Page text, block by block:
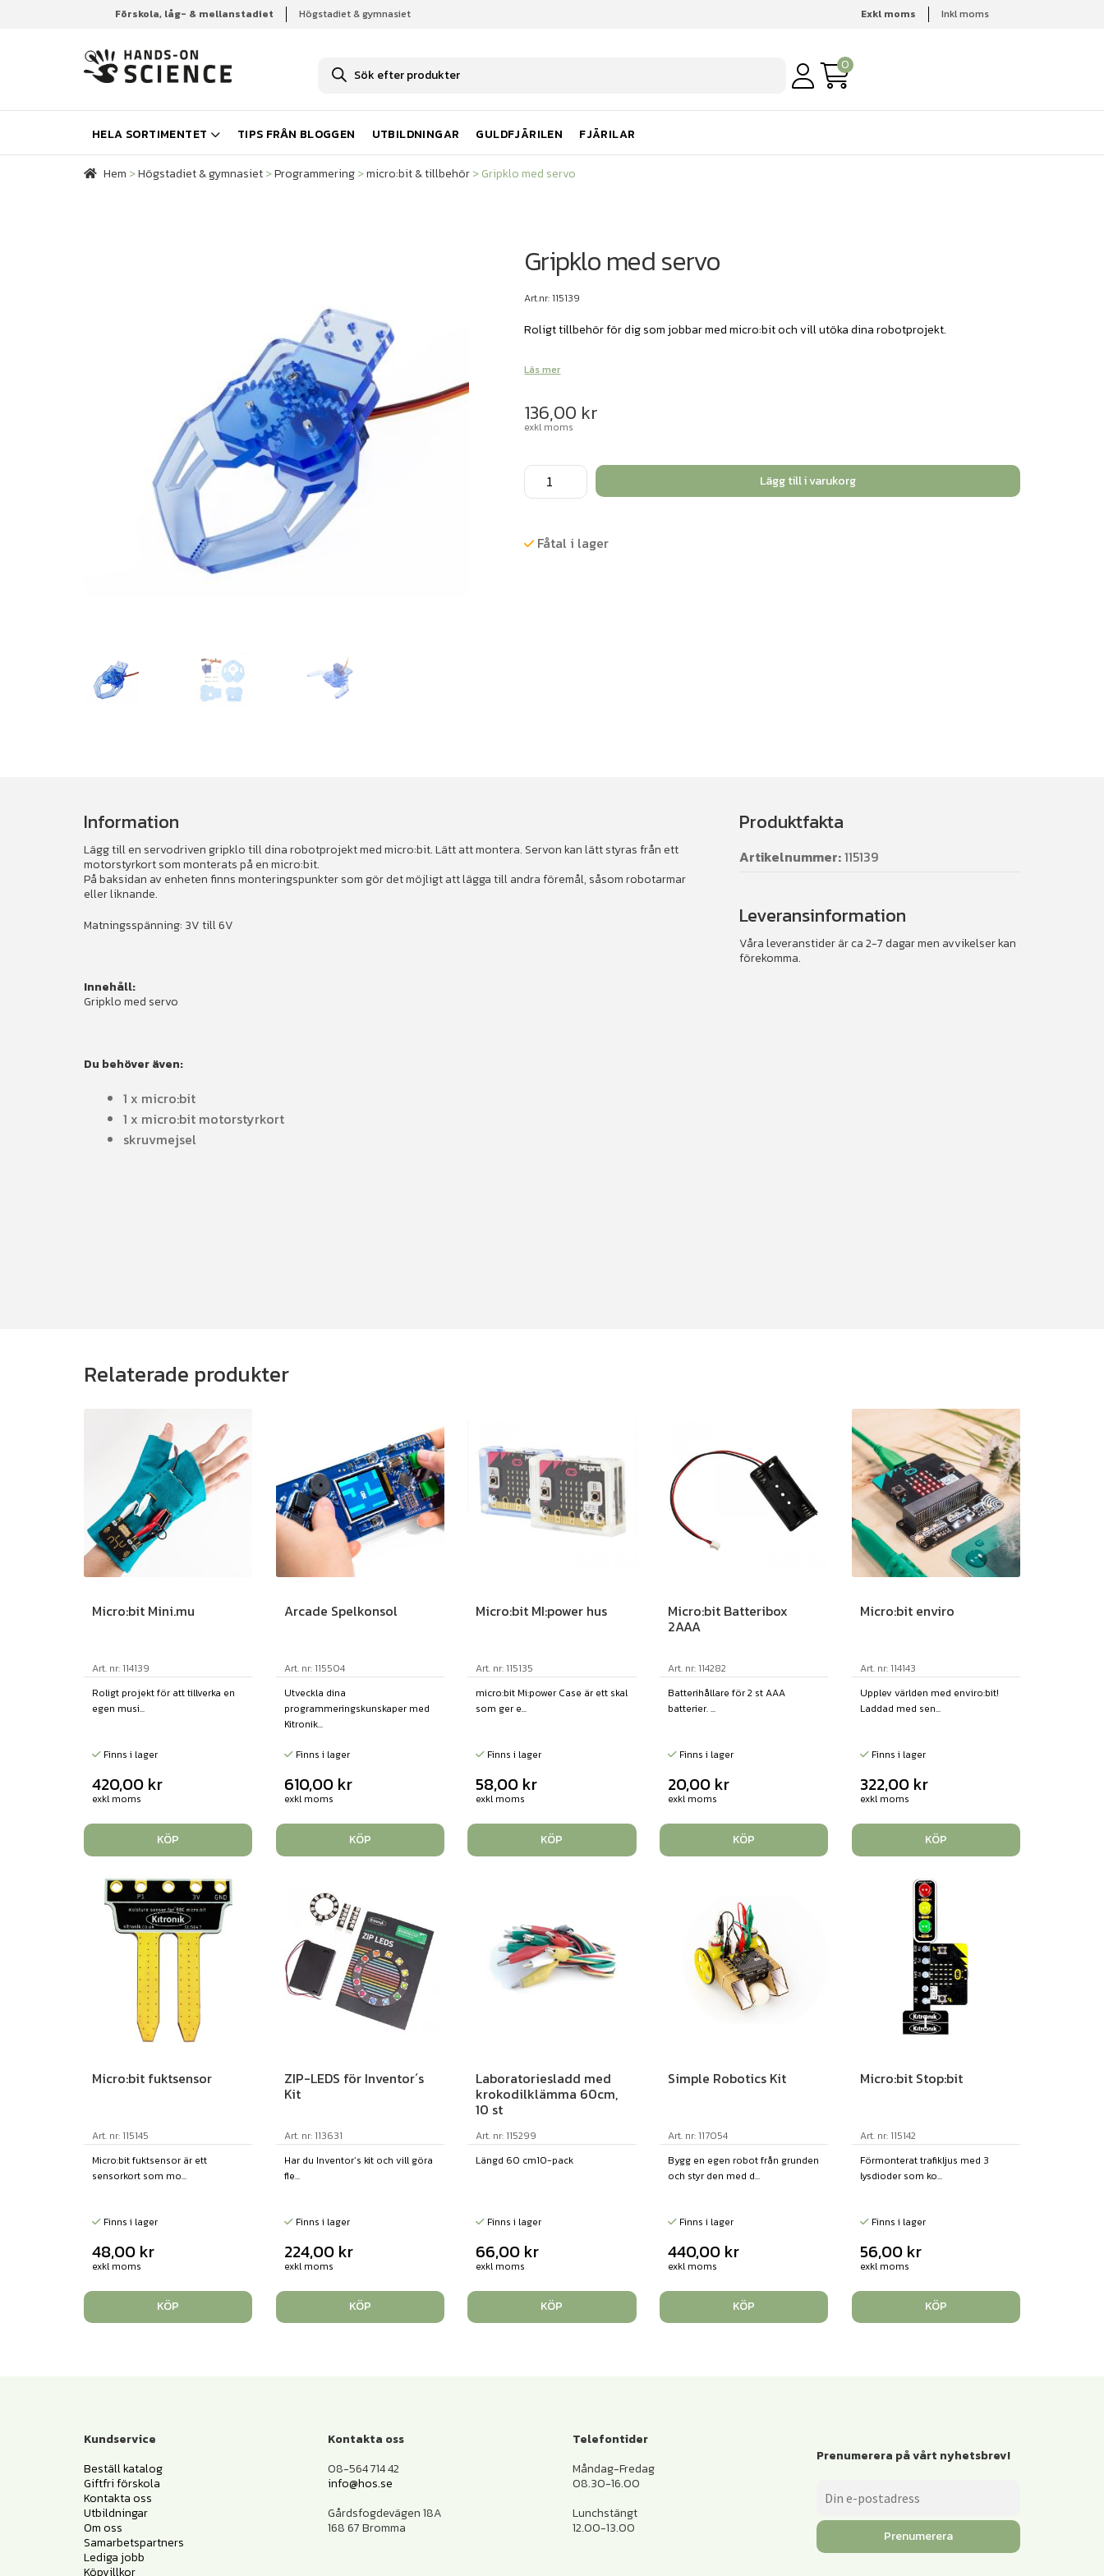
Förskola, låg- & mellanstadiet Högstadiet & gymnasiet Exkl moms Inkl moms
u
k
t
s
ö
k
0
HELA SORTIMENTET TIPS FRÅN BLOGGEN UTBILDNINGAR GULDFJÄRILEN FJÄRILAR
Hem Högstadiet & gymnasiet Programmering micro:bit & tillbehör
Hem >Högstadiet & gymnasiet>Programmering>micro:bit & tillbehör>Gripklo med servo
Gripklo med servo
Art.nr: 115139
Roligt tillbehör för dig som jobbar med micro:bit och vill utöka dina robotprojekt.
Läs mer
136,00 kr
exkl moms
Gripklo
med
mängd
Lägg till i varukorg
Fåtal i lager
Information
Lägg till en servodriven gripklo till dina robotprojekt med micro:bit. Lätt att montera. Servon kan lätt styras från ett
motorstyrkort som monterats på en micro:bit.
På baksidan av enheten finns monteringspunkter som gör det möjligt att lägga till andra föremål, såsom robotarmar
eller liknande.
Matningsspänning: 3V till 6V
Innehåll:
Gripklo med servo
Du behöver även:
1 x micro:bit
1 x micro:bit motorstyrkort
skruvmejsel
Produktfakta
Artikelnummer:115139
Leveransinformation
Våra leveranstider är ca 2-7 dagar men avvikelser kan
förekomma.
Relaterade produkter
Micro:bit Mini.mu
Art. nr: 114139
Roligt projekt för att tillverka en
egen musi...
Finns i lager
420,00 kr
exkl moms
KÖP
Arcade Spelkonsol
Art. nr: 115504
Utveckla dina
programmeringskunskaper med
Kitronik...
Finns i lager
610,00 kr
exkl moms
KÖP
Micro:bit MI:power hus
Art. nr: 115135
micro:bit Mi:power Case är ett skal
som ger e...
Finns i lager
58,00 kr
exkl moms
KÖP
Micro:bit Batteribox
2AAA
Art. nr: 114282
Batterihållare för 2 st AAA
batterier. ...
Finns i lager
20,00 kr
exkl moms
KÖP
Micro:bit enviro
Art. nr: 114143
Upplev världen med enviro:bit!
Laddad med sen...
Finns i lager
322,00 kr
exkl moms
KÖP
Micro:bit fuktsensor
Art. nr: 115145
Micro:bit fuktsensor är ett
sensorkort som mo...
Finns i lager
48,00 kr
exkl moms
KÖP
ZIP-LEDS för Inventor´s
Kit
Art. nr: 113631
Har du Inventor´s kit och vill göra
fle...
Finns i lager
224,00 kr
exkl moms
KÖP
Laboratoriesladd med
krokodilklämma 60cm,
10 st
Art. nr: 115299
Längd 60 cm10-pack
Finns i lager
66,00 kr
exkl moms
KÖP
Simple Robotics Kit
Art. nr: 117054
Bygg en egen robot från grunden
och styr den med d...
Finns i lager
440,00 kr
exkl moms
KÖP
Micro:bit Stop:bit
Art. nr: 115142
Förmonterat trafikljus med 3
lysdioder som ko...
Finns i lager
56,00 kr
exkl moms
KÖP
Kundservice
Beställ katalog
Giftfri förskola
Kontakta oss
Utbildningar
Om oss
Samarbetspartners
Lediga jobb
Köpvillkor
Kontakta oss
08-564 714 42
info@hos.se
Gårdsfogdevägen 18A
168 67 Bromma
Telefontider
Måndag-Fredag
08.30-16.00
Lunchstängt
12.00-13.00
Prenumerera på vårt nyhetsbrev!
Prenumerera